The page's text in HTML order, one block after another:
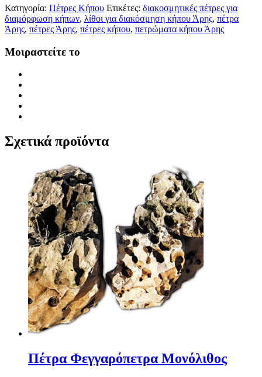
Κατηγορία: Πέτρες Κήπου Ετικέτες: διακοσμητικές πέτρες για
διαμόρφωση κήπων, λίθοι για διακόσμηση κήπου Άρης, πέτρα
Άρης, πέτρες Άρης, πέτρες κήπου, πετρώματα κήπου Άρης
Μοιραστείτε το
Σχετικά προϊόντα
Πέτρα Φεγγαρόπετρα Μονόλιθος